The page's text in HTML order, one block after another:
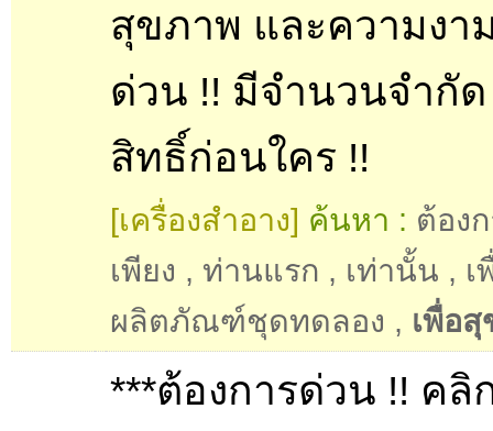
สุขภาพ และความงา
ด่วน !! มีจำนวนจำกั
สิทธิ์ก่อนใคร !!
[เครื่องสำอาง] ค้นหา : ต้อง
เพียง , ท่านแรก , เท่านั้น , เ
ผลิตภัณฑ์ชุดทดลอง , เพื่อ
***ต้องการด่วน !! คลิ